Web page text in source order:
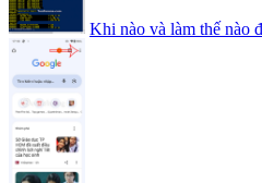
Khi nào và làm thế nào